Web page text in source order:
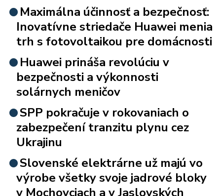
Maximálna účinnosť a bezpečnosť:
Inovatívne striedače Huawei menia
trh s fotovoltaikou pre domácnosti
Huawei prináša revolúciu v
bezpečnosti a výkonnosti
solárnych meničov
SPP pokračuje v rokovaniach o
zabezpečení tranzitu plynu cez
Ukrajinu
Slovenské elektrárne už majú vo
výrobe všetky svoje jadrové bloky
v Mochovciach a v Jaslovských